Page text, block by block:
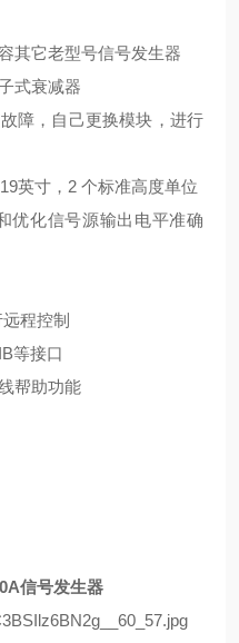
其它老型号信号发生器
式衰减器
障，自己更换模块，进行
英寸，2 个标准高度单位
优化信号源输出电平准确
程控制
等接口
帮助功能
信号发生器